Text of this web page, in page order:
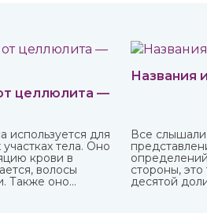
целлюлита —
используется для
тела. Оно
крови в
волосы
Также оно
Названия
Все
стороны,
десятой
привычках в
Индийская